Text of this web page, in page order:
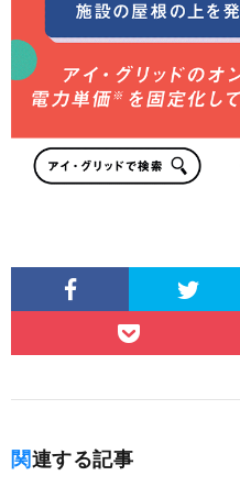
関連する記事